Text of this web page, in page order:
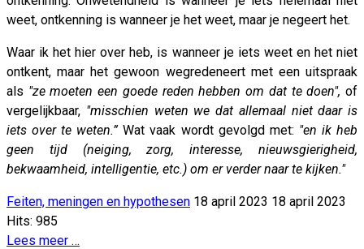
weet, ontkenning is wanneer je het weet, maar je negeert het.
Waar ik het hier over heb, is wanneer je iets weet en het niet
ontkent, maar het gewoon wegredeneert met een uitspraak
als "ze moeten een goede reden hebben om dat te doen", of
vergelijkbaar, "misschien weten we dat allemaal niet daar is
iets over te weten.”Wat vaak wordt gevolgd met: "en ik heb
geen tijd (neiging, zorg, interesse, nieuwsgierigheid,
bekwaamheid, intelligentie, etc.) om er verder naar te kijken."
Feiten, meningen en hypothesen 18 april 2023 18 april 2023
Hits: 985
Lees meer …